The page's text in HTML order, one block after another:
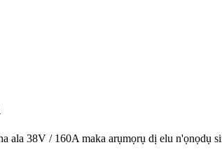
ala 38V / 160A maka arụmọrụ dị elu